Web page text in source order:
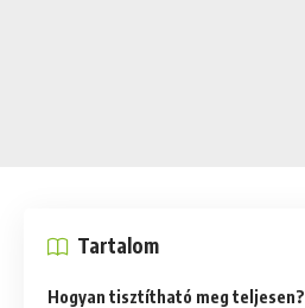
Tartalom
Hogyan tisztítható meg teljesen?